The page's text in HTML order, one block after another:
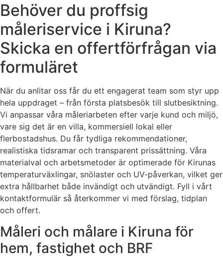
Behöver du proffsig
måleriservice i Kiruna?
Skicka en offertförfrågan via
formuläret
När du anlitar oss får du ett engagerat team som styr upp
hela uppdraget – från första platsbesök till slutbesiktning.
Vi anpassar våra måleriarbeten efter varje kund och miljö,
vare sig det är en villa, kommersiell lokal eller
flerbostadshus. Du får tydliga rekommendationer,
realistiska tidsramar och transparent prissättning. Våra
materialval och arbetsmetoder är optimerade för Kirunas
temperaturväxlingar, snölaster och UV-påverkan, vilket ger
extra hållbarhet både invändigt och utvändigt. Fyll i vårt
kontaktformulär så återkommer vi med förslag, tidplan
och offert.
Måleri och målare i Kiruna för
hem, fastighet och BRF